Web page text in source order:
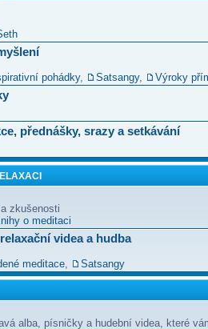
pohádky, Satsangy, Výroky
přednášky, srazy a setkávání
zkušenosti
o meditaci
videa a hudba
meditace Satsangy
alba, písničky a hudební videa, které